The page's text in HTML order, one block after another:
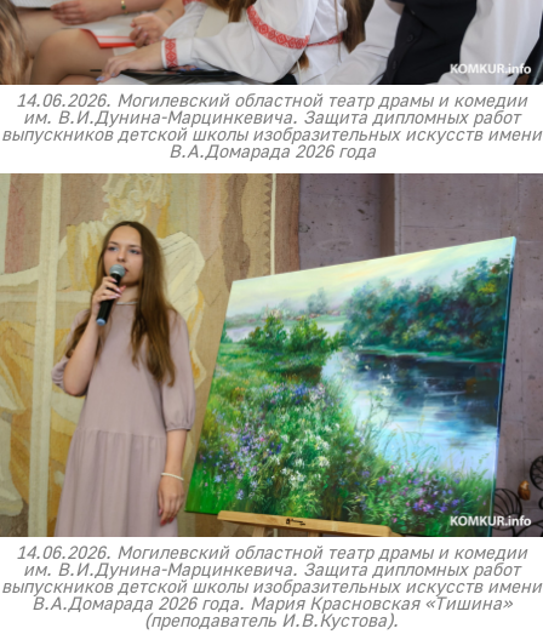
14.06.2026. Могилевский областной театр драмы и комедии
им. В.И.Дунина-Марцинкевича. Защита дипломных работ
выпускников детской школы изобразительных искусств имени
В.А.Домарада 2026 года
14.06.2026. Могилевский областной театр драмы и комедии
им. В.И.Дунина-Марцинкевича. Защита дипломных работ
выпускников детской школы изобразительных искусств имени
В.А.Домарада 2026 года. Мария Красновская «Тишина»
(преподаватель И.В.Кустова).